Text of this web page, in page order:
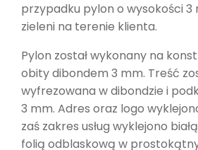
przypadku pylon o wysokości
zieleni na terenie klienta.
Pylon został wykonany na
obity dibondem 3 mm. Treść
wyfrezowana w dibondzie i
3 mm. Adres oraz logo
zaś zakres usług wyklejono
folią odblaskową w